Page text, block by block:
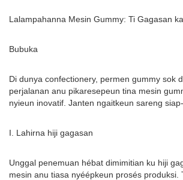
Lalampahanna Mesin Gummy: Ti Gagasan
Bubuka
Di dunya confectionery, permen gummy sok
perjalanan anu pikaresepeun tina mesin
nyieun inovatif. Janten ngaitkeun sareng
I. Lahirna hiji gagasan
Unggal penemuan hébat dimimitian ku hiji
mesin anu tiasa nyéépkeun prosés